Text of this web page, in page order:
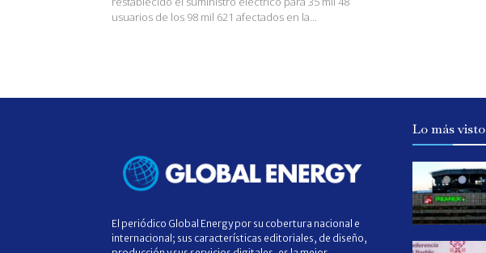
usuarios de los 98 mil 621 afectados en la...
El periódico Global Energy por su cobertura nacional e
internacional; sus características editoriales, de diseño,
Lo más visto